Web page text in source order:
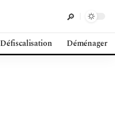
Défiscalisation Déménager